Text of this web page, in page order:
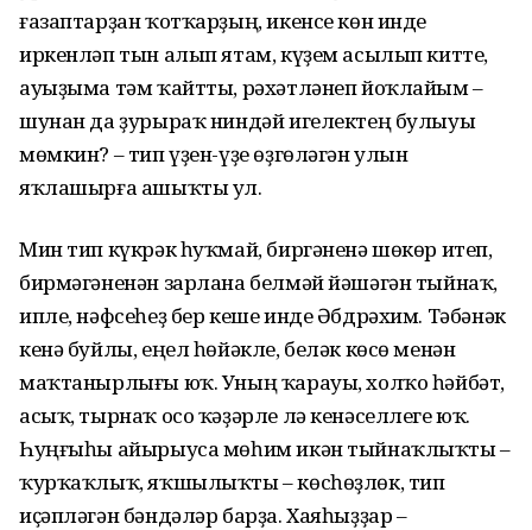
ғазаптарҙан ҡотҡарҙың, икенсе көн инде
иркенләп тын алып ятам, күҙем асылып китте,
ауыҙыма тәм ҡайтты, рәхәтләнеп йоҡлайым –
шунан да ҙурыраҡ ниндәй игелектең булыуы
мөмкин? – тип үҙен-үҙе өҙгөләгән улын
яҡлашырға ашыҡты ул.
Мин тип күкрәк һуҡмай, биргәненә шөкөр итеп,
бирмәгәненән зарлана белмәй йәшәгән тыйнаҡ,
ипле, нәфсеһеҙ бер кеше инде Әбдрәхим. Тәбәнәк
кенә буйлы, еңел һөйәкле, беләк көсө менән
маҡтанырлығы юҡ. Уның ҡарауы, холҡо һәйбәт,
асыҡ, тырнаҡ осо ҡәҙәрле лә кенәселлеге юҡ.
Һуңғыһы айырыуса мөһим икән тыйнаҡлыҡты –
ҡурҡаҡлыҡ, яҡшылыҡты – көсһөҙлөк, тип
иҫәпләгән бәндәләр барҙа. Хаяһыҙҙар –